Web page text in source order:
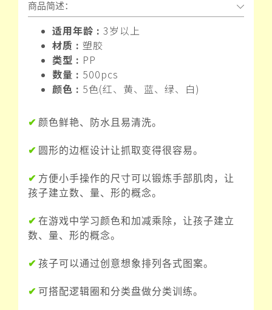
商品简述：
适用年龄 : 3岁以上
材质 : 塑胶
类型 : PP
数量 : 500pcs
颜色 : 5色(红、黄、蓝、绿、白)
✔ 颜色鲜艳、防水且易清洗。
✔ 圆形的边框设计让抓取变得很容易。
✔ 方便小手操作的尺寸可以锻炼手部肌肉，让
孩子建立数、量、形的概念。
✔ 在游戏中学习颜色和加减乘除，让孩子建立
数、量、形的概念。
✔ 孩子可以通过创意想象排列各式图案。
✔ 可搭配逻辑圈和分类盘做分类训练。